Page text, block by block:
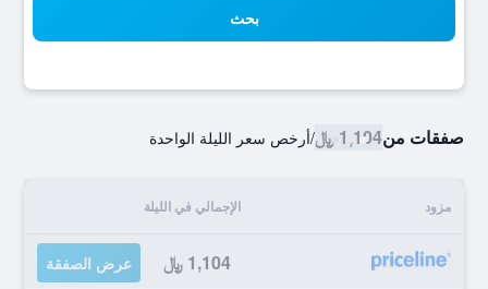
بحث
صفقات من1,104 ﷼ /أرخص سعر الليلة الواحدة
مزود الإجمالي في الليلة
1,104 ﷼ عرض الصفقة